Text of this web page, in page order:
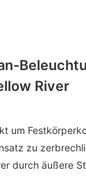
River
um
zu
durch äußere